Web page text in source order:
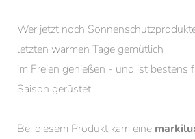
Wer jetzt noch
letzten warmen Tage gemütlich
im Freien genießen - und ist bestens
Saison gerüstet.
Bei diesem Produkt kam eine